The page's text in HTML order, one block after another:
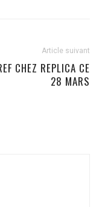
Article suivant
CHEZ REPLICA CE
28 MARS